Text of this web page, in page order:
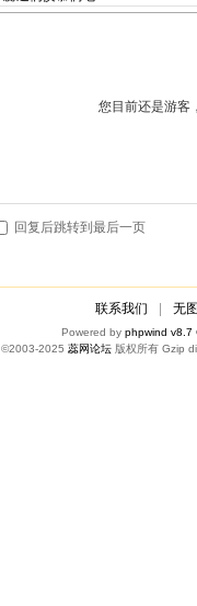
您目前还是游客
回复后跳转到最后一页
联系我们 无
Powered by phpwind v8.7
©2003-2025 蕊网论坛 版权所有 Gzip